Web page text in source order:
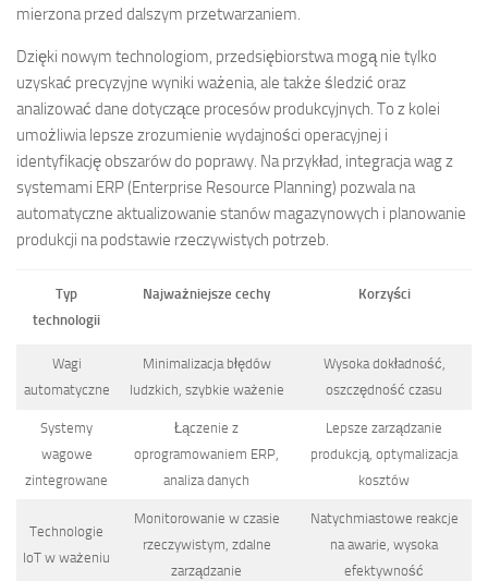
mierzona przed dalszym przetwarzaniem.
Dzięki nowym technologiom, przedsiębiorstwa mogą nie tylko
uzyskać precyzyjne wyniki ważenia, ale także śledzić oraz
analizować dane dotyczące procesów produkcyjnych. To z kolei
umożliwia lepsze zrozumienie wydajności operacyjnej i
identyfikację obszarów do poprawy. Na przykład, integracja wag z
systemami ERP (Enterprise Resource Planning) pozwala na
automatyczne aktualizowanie stanów magazynowych i planowanie
produkcji na podstawie rzeczywistych potrzeb.
Typ
technologii
Najważniejsze cechy Korzyści
Wagi
automatyczne
Minimalizacja błędów
ludzkich, szybkie ważenie
Wysoka dokładność,
oszczędność czasu
Systemy
wagowe
zintegrowane
Łączenie z
oprogramowaniem ERP,
analiza danych
Lepsze zarządzanie
produkcją, optymalizacja
kosztów
Technologie
IoT w ważeniu
Monitorowanie w czasie
rzeczywistym, zdalne
zarządzanie
Natychmiastowe reakcje
na awarie, wysoka
efektywność